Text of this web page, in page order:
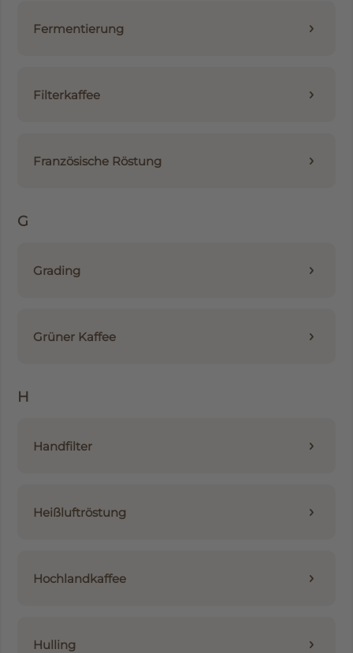
Fermentierung
Filterkaffee
Französische Röstung
G
Grading
Grüner Kaffee
H
Handfilter
Heißluftröstung
Hochlandkaffee
Hulling